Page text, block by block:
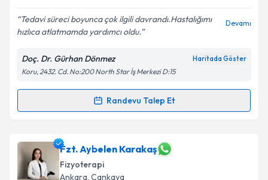
Tedavi süreci boyunca çok ilgili davrandı.Hastalığımı
hızlıca atlatmamda yardımcı oldu.
Devamı
Doç. Dr. Gürhan Dönmez Haritada Göster
Koru, 2432. Cd. No:200 North Star İş Merkezi D:15
Randevu Talep Et
Randevu Takvimi Talebi
Fzt. Emrah Korkmaziçin randevu takvimi talebi
oluşturun. Size bu uzmandan randevu almanız için bir
takvim hazırlandığında e-posta ile bilgilendireceğiz.
Fzt. Aybelen Karakaş
Fizyoterapi
Ankara, Çankaya